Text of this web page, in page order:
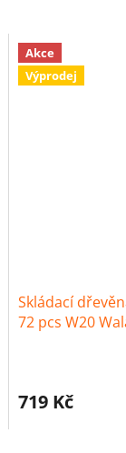
Akce
Výprodej
Skládací
72 pcs W20
719 Kč